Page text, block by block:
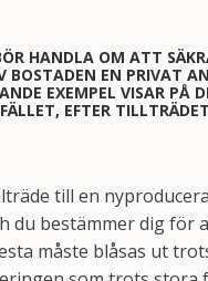
HANDLA OM ATT
BOSTADEN EN PRIVAT
EXEMPEL VISAR PÅ
EFTER
till en
du bestämmer dig för
måste blåsas ut